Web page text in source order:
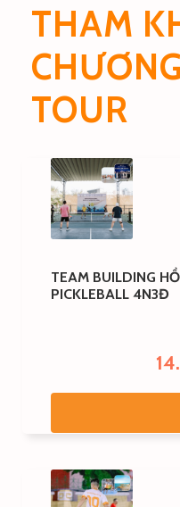
THAM
TOUR
TEAM BUILDING
PICKLEBALL 4N3Đ